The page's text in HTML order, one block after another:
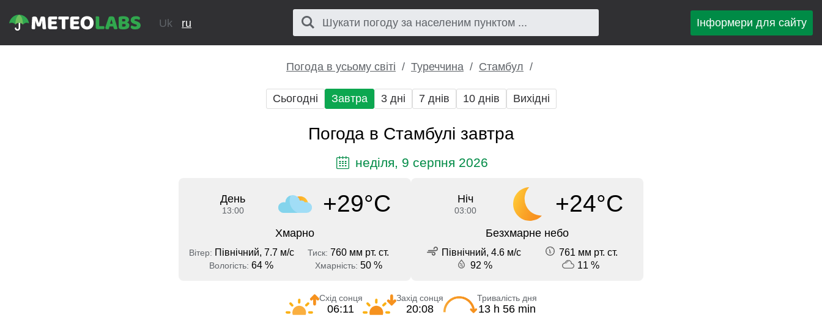
Uk ru Інформери для сайту
Погода в усьому світі Туреччина Стамбул
Сьогодні Завтра 3 дні 7 днів 10 днів Вихідні
Погода в Стамбулі завтра
неділя, 9 серпня 2026
День
13:00 +29°C
Хмарно
Вітер: Північний, 7.7 м/с Тиск: 760 мм рт. ст.
Вологість: 64 % Хмарність: 50 %
Ніч
03:00 +24°C
Безхмарне небо
Північний, 4.6 м/с
761 мм рт. ст.
92 %
11 %
Схід сонця
06:11
Захід сонця
20:08
Тривалість дня
13 h 56 min